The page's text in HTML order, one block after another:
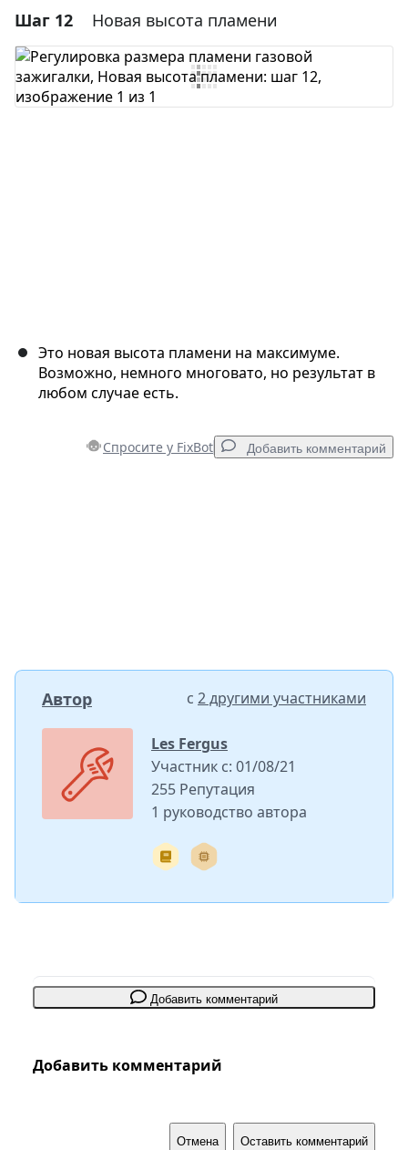
Добавить комментарий
Добавить комментарий
Шаг 12 Новая высота пламени
Это новая высота пламени на максимуме.
Возможно, немного многовато, но результат в
любом случае есть.
Спросите у FixBot Добавить комментарий
Автор с 2 другими участниками
Les Fergus
Участник с: 01/08/21
255 Репутация
1 руководство автора
Добавить комментарий
Добавить комментарий
Отмена Оставить комментарий